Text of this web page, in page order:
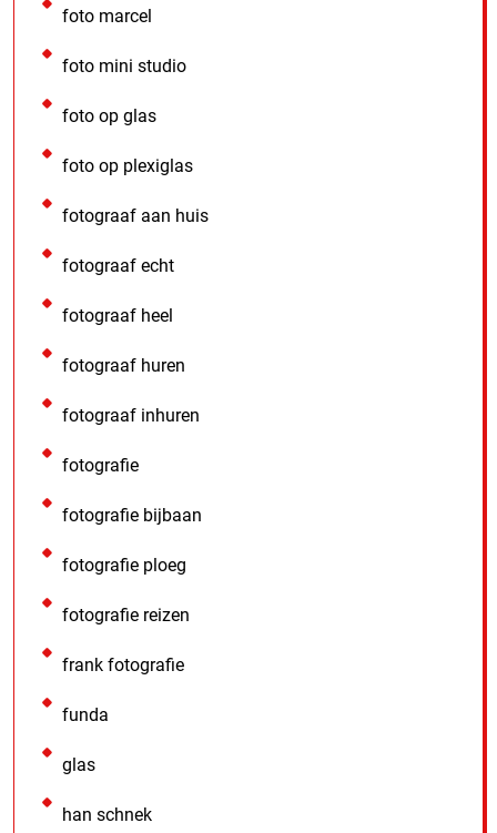
foto marcel
foto mini studio
foto op glas
foto op plexiglas
fotograaf aan huis
fotograaf echt
fotograaf heel
fotograaf huren
fotograaf inhuren
fotografie
fotografie bijbaan
fotografie ploeg
fotografie reizen
frank fotografie
funda
glas
han schnek